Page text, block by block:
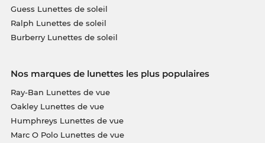
Guess Lunettes de soleil
Ralph Lunettes de soleil
Burberry Lunettes de soleil
Nos marques de lunettes les plus populaires
Ray-Ban Lunettes de vue
Oakley Lunettes de vue
Humphreys Lunettes de vue
Marc O Polo Lunettes de vue